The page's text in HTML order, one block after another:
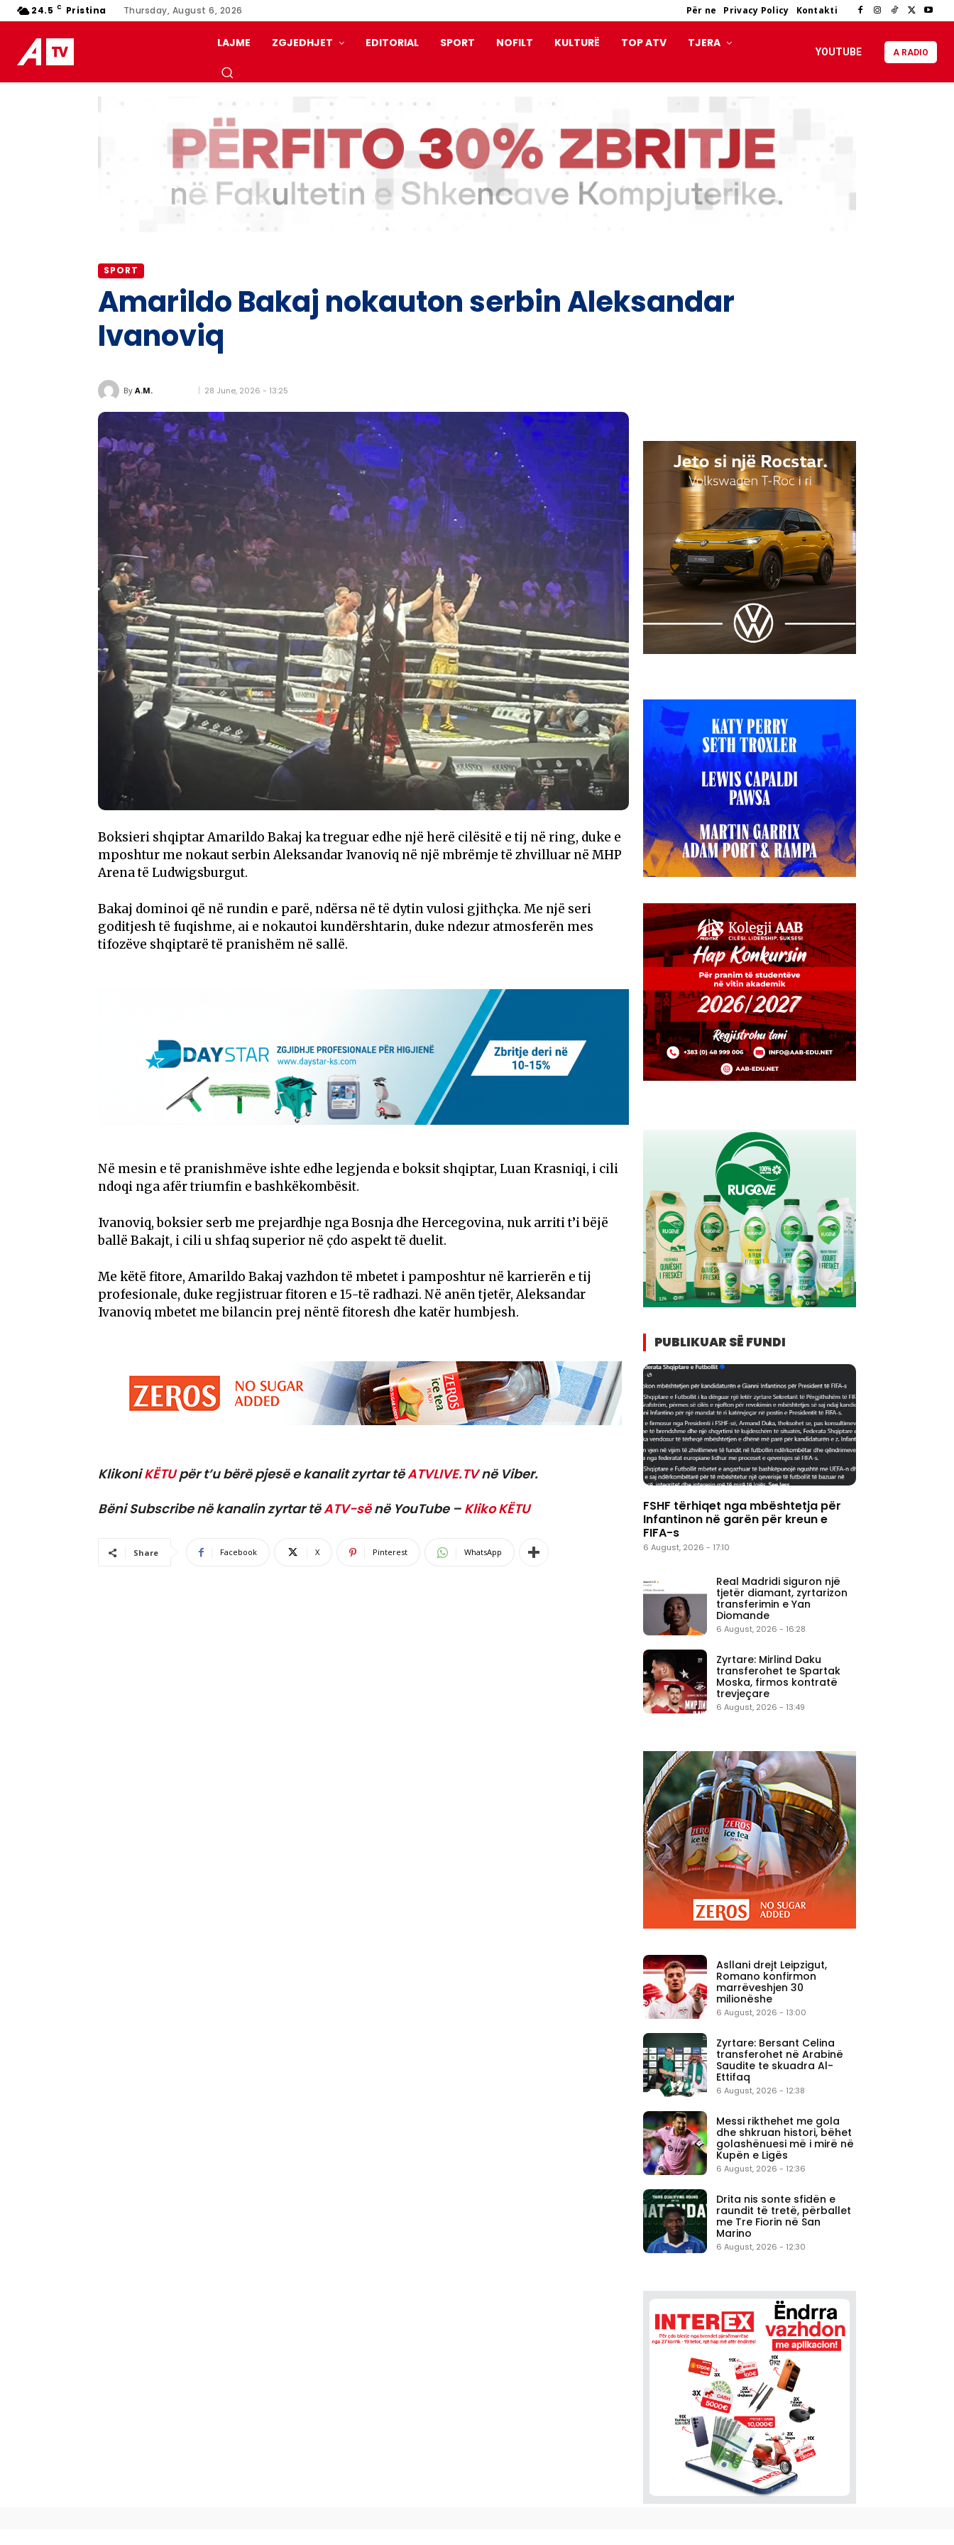
24.5 C Pristina Thursday, August 6, 2026 Për ne Privacy Policy Kontakti
LAJME ZGJEDHJET EDITORIAL SPORT NOFILT KULTURË TOP ATV TJERA
YOUTUBE A RADIO
SPORT
Amarildo Bakaj nokauton serbin Aleksandar
Ivanoviq
By A.M. 28 June, 2026 - 13:25
Boksieri shqiptar Amarildo Bakaj ka treguar edhe një herë cilësitë e tij në ring, duke e
mposhtur me nokaut serbin Aleksandar Ivanoviq në një mbrëmje të zhvilluar në MHP
Arena të Ludwigsburgut.
Bakaj dominoi që në rundin e parë, ndërsa në të dytin vulosi gjithçka. Me një seri
goditjesh të fuqishme, ai e nokautoi kundërshtarin, duke ndezur atmosferën mes
tifozëve shqiptarë të pranishëm në sallë.
Në mesin e të pranishmëve ishte edhe legjenda e boksit shqiptar, Luan Krasniqi, i cili
ndoqi nga afër triumfin e bashkëkombësit.
Ivanoviq, boksier serb me prejardhje nga Bosnja dhe Hercegovina, nuk arriti t’i bëjë
ballë Bakajt, i cili u shfaq superior në çdo aspekt të duelit.
Me këtë fitore, Amarildo Bakaj vazhdon të mbetet i pamposhtur në karrierën e tij
profesionale, duke regjistruar fitoren e 15-të radhazi. Në anën tjetër, Aleksandar
Ivanoviq mbetet me bilancin prej nëntë fitoresh dhe katër humbjesh.
KlikoniKËTUpër t’u bërë pjesë e kanalit zyrtar tëATVLIVE.TVnë Viber.
Bëni Subscribe në kanalin zyrtar tëATV-sënë YouTube – Kliko KËTU
Share Facebook X Pinterest WhatsApp
PUBLIKUAR SË FUNDI
FSHF tërhiqet nga mbështetja për
Infantinon në garën për kreun e
FIFA-s
6 August, 2026 - 17:10
Real Madridi siguron një
tjetër diamant, zyrtarizon
transferimin e Yan
Diomande
6 August, 2026 - 16:28
Zyrtare: Mirlind Daku
transferohet te Spartak
Moska, firmos kontratë
trevjeçare
6 August, 2026 - 13:49
Asllani drejt Leipzigut,
Romano konfirmon
marrëveshjen 30
milionëshe
6 August, 2026 - 13:00
Zyrtare: Bersant Celina
transferohet në Arabinë
Saudite te skuadra Al-
Ettifaq
6 August, 2026 - 12:38
Messi rikthehet me gola
dhe shkruan histori, bëhet
golashënuesi më i mirë në
Kupën e Ligës
6 August, 2026 - 12:36
Drita nis sonte sfidën e
raundit të tretë, përballet
me Tre Fiorin në San
Marino
6 August, 2026 - 12:30